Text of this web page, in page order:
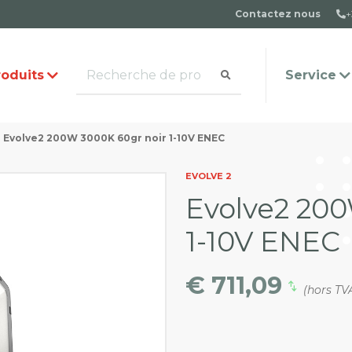
Contactez nous
Service
Questions fréquemment
Contact
Evolve2 200W 3000K 60gr noir 1-10V ENEC
EVOLVE 2
Evolve2
1-10V ENEC
€ 711,09 (hors